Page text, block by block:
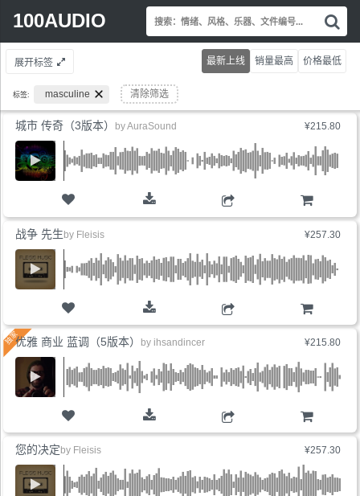
100AUDIO
Search
索
情
绪
乐
展开标签
标签: masculine 清除筛选
最新上线 销量最高 价格最低
¥215.80
城市 传奇（3版本） byAuraSound
¥257.30
购物车
战争 先生 by Fleisis
¥215.80
购物车
优雅 商业 蓝调（5版本） by ihsandincer
¥257.30
您的决定 by Fleisis